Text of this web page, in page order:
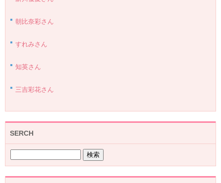
朝比奈彩さん
すれみさん
知英さん
三吉彩花さん
SERCH